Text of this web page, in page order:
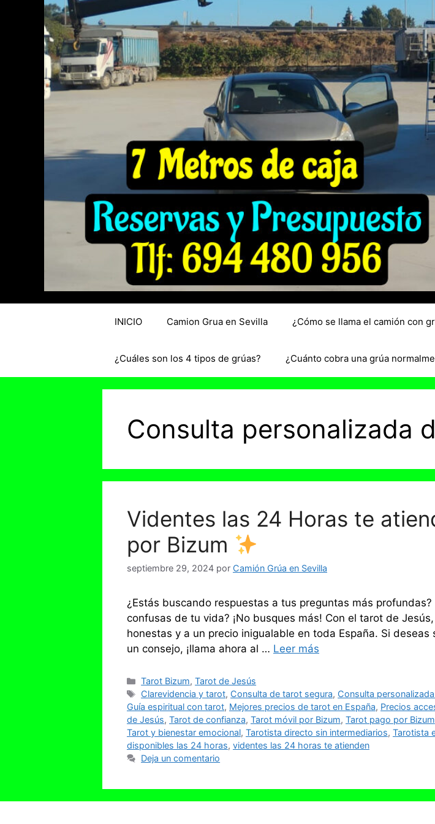
INICIO Camion Grua en Sevilla ¿Cómo se llama el camión con
¿Cuáles son los 4 tipos de grúas? ¿Cuánto cobra una grúa
Consulta personalizada
Videntes las 24 Horas te
por Bizum
septiembre 29, 2024 por Camión Grúa en Sevilla
¿Estás buscando respuestas a tus preguntas más
confusas de tu vida? ¡No busques más! Con el tarot de
honestas y a un precio inigualable en toda España. Si
un consejo, ¡llama ahora al … Leer más
Categorías
Tarot Bizum,Tarot de Jesús
Etiquetas
Clarevidencia y tarot, Consulta de tarot segura, Consulta
Guía espiritual con tarot, Mejores precios de tarot en España, Precios
de Jesús, Tarot de confianza, Tarot móvil por Bizum, Tarot pago por Bizum
Tarot y bienestar emocional, Tarotista directo sin intermediarios, Tarotista
disponibles las 24 horas, videntes las 24 horas te atienden
Deja un comentario